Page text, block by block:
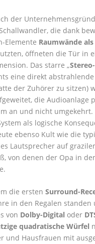
der
die dank
Elemente Raumwände als
öffneten die Tür in
Das starre „
eine direkt abstrahlende
der Zuhörer zu sitzen)
die Audioanlage
an und nicht umgekehrt.
als logische
ebenso Kult wie die
Lautsprecher auf
von denen der Opa in
die erstenSurround-
in den Regalen standen
von Dolby-Digital oder
quadratische Würfel
und Hausfrauen mit